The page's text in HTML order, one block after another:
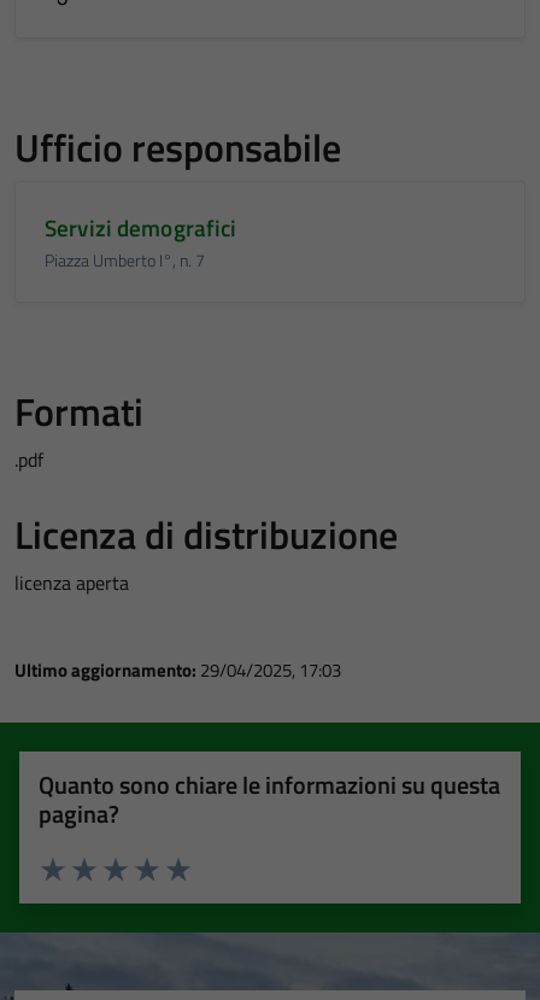
Ufficio responsabile
Servizi demografici
Piazza Umberto I°, n. 7
Formati
.pdf
Licenza di distribuzione
licenza aperta
Ultimo aggiornamento: 29/04/2025, 17:03
Quanto sono chiare le informazioni su questa
pagina?
Valuta 5 stelle su 5
Valuta 4 stelle su 5
Valuta 3 stelle su 5
Valuta 2 stelle su 5
Valuta 1 stelle su 5